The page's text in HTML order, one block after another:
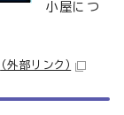
小屋につ
（外部リンク）